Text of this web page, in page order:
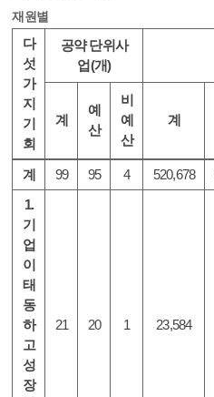
재원별
다
섯
가
지
기
회
공약 단위사
업(개)
계
예
산
비
예
산
계
계 99 95 4 520,678
1.
기
업
이
태
동
하
고
성
장
21 20 1 23,584